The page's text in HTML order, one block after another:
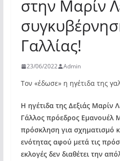
στην Μαρίν
Γαλλίας!
23/06/2022 Admin
Τον «έδωσε» η ηγέτιδα της
Η ηγέτιδα της Δεξιάς Μαρίν
Γάλλος πρόεδρος Εμανουέλ
πρόσκληση για σχηματισμό
ενότητας αφού μετά τις
εκλογές δεν διαθέτει την